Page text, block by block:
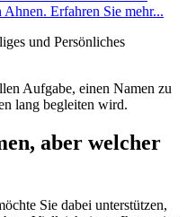
Ahnen. Erfahren Sie mehr...
und Persönliches
Aufgabe, einen Namen zu
lang begleiten wird.
aber welcher
Sie dabei unterstützen,